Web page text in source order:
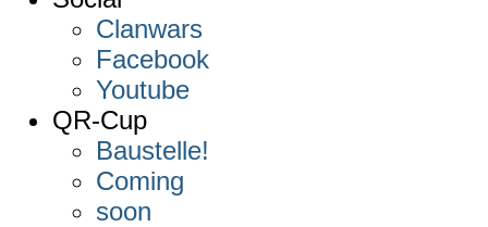
Clanwars
Facebook
Youtube
QR-Cup
Baustelle!
Coming
soon